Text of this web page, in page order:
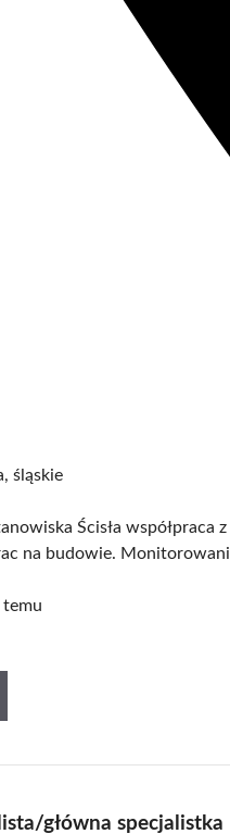
śląskie
Ścisła
na budowie.
temu
główna specjalistka